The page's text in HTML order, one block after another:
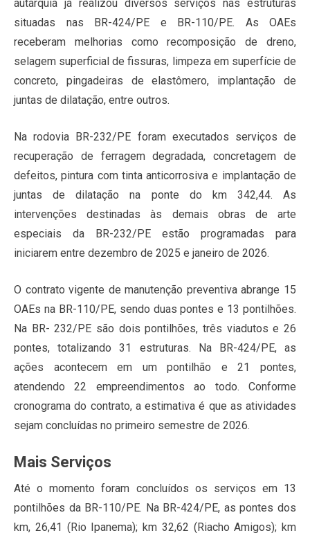
autarquia já realizou diversos serviços nas estruturas
situadas nas BR-424/PE e BR-110/PE. As OAEs
receberam melhorias como recomposição de dreno,
selagem superficial de fissuras, limpeza em superfície de
concreto, pingadeiras de elastômero, implantação de
juntas de dilatação, entre outros.
Na rodovia BR-232/PE foram executados serviços de
recuperação de ferragem degradada, concretagem de
defeitos, pintura com tinta anticorrosiva e implantação de
juntas de dilatação na ponte do km 342,44. As
intervenções destinadas às demais obras de arte
especiais da BR-232/PE estão programadas para
iniciarem entre dezembro de 2025 e janeiro de 2026.
O contrato vigente de manutenção preventiva abrange 15
OAEs na BR-110/PE, sendo duas pontes e 13 pontilhões.
Na BR- 232/PE são dois pontilhões, três viadutos e 26
pontes, totalizando 31 estruturas. Na BR-424/PE, as
ações acontecem em um pontilhão e 21 pontes,
atendendo 22 empreendimentos ao todo. Conforme
cronograma do contrato, a estimativa é que as atividades
sejam concluídas no primeiro semestre de 2026.
Mais Serviços
Até o momento foram concluídos os serviços em 13
pontilhões da BR-110/PE. Na BR-424/PE, as pontes dos
km, 26,41 (Rio Ipanema); km 32,62 (Riacho Amigos); km